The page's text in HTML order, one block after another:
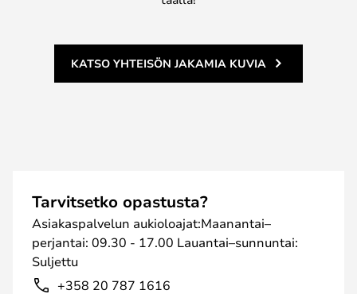
KATSO YHTEISÖN JAKAMIA KUVIA
Tarvitsetko opastusta?
Asiakaspalvelun aukioloajat:Maanantai–
perjantai: 09.30 - 17.00 Lauantai–sunnuntai:
Suljettu
+358 20 787 1616